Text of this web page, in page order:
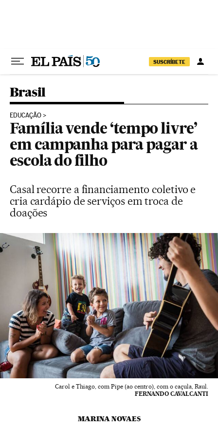
SUSCRÍBETE
Brasil
EDUCAÇÃO
Família vende ‘tempo livre’
em campanha para pagar a
escola do filho
Casal recorre a financiamento coletivo e
cria cardápio de serviços em troca de
doações
Carol e Thiago, com Pipe (ao centro), com o caçula, Raul.
FERNANDO CAVALCANTI
MARINA NOVAES